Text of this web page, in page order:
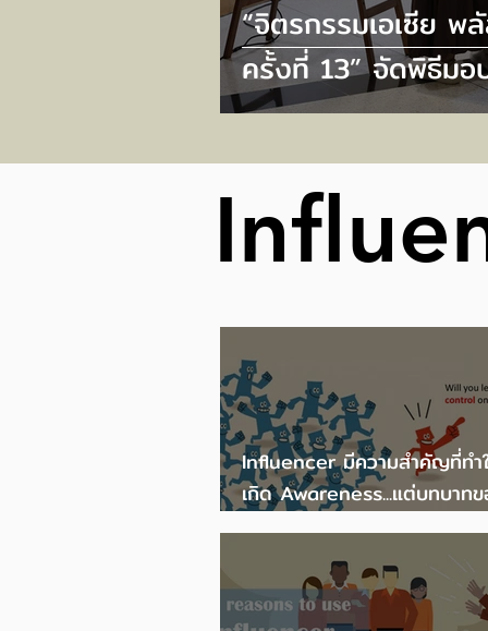
“จิตรกรรมเอเซีย พ
ครั้งที่ 13” จัดพิธีมอ
รางวัล และเปิดนิทร
ณ หอศิลปวัฒนธรร
กรุงเทพมหานคร
Influencer มีความสำคัญที่ทำ
เกิด Awareness...แต่บทบาท
Influencer ไม่ควรเหนือ